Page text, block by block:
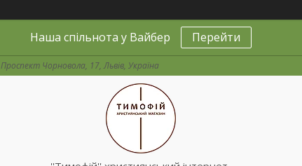
Наша спільнота у Вайбер Перейти
Проспект Чорновола, 17, Львів, Україна